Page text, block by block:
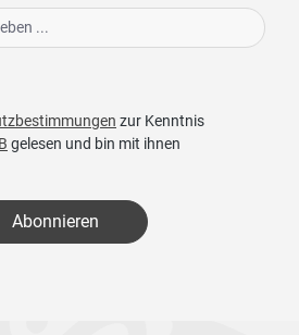
zur Kenntnis
gelesen und bin mit ihnen
Abonnieren